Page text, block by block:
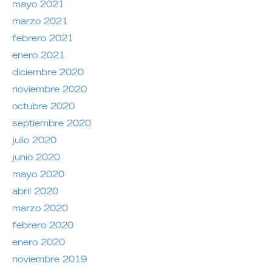
mayo 2021
marzo 2021
febrero 2021
enero 2021
diciembre 2020
noviembre 2020
octubre 2020
septiembre 2020
julio 2020
junio 2020
mayo 2020
abril 2020
marzo 2020
febrero 2020
enero 2020
noviembre 2019